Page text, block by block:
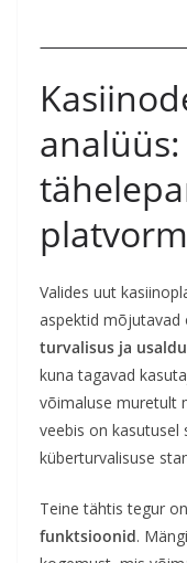
Valides uut
aspektid mõjutavad
turvalisus ja
kuna tagavad
võimaluse muretult
veebis on
küberturvalisuse
Teine tähtis tegur on
funktsioonid.